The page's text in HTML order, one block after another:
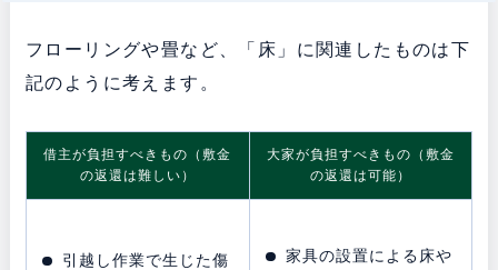
フローリングや畳など、「床」に関連したものは下
記のように考えます。
借主が負担すべきもの（敷金
の返還は難しい）
大家が負担すべきもの（敷金
の返還は可能）
引越し作業で生じた傷
家具の設置による床や